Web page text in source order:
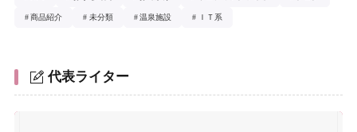
商品紹介 未分類 温泉施設 ＩＴ系
代表ライター